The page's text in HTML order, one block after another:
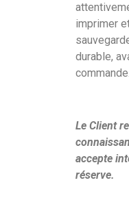
imprimer
durable,
commande.
Le Client
accepte
réserve.